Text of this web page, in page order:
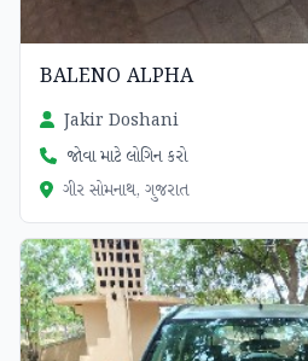
BALENO ALPHA
Jakir Doshani
જોવા માટે લોગિન કરો
ગીર સોમનાથ, ગુજરાત